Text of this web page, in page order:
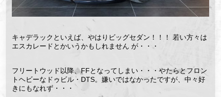
キャデラックといえば、やはりビッグセダン！！！ 若い方々は
エスカレードとかいうかもしれません が・・・
フリートウッド以降、FFとなってしまい・・・やたらとフロン
トヘビーなドゥビル・DTS。嫌いではなかったですが、中々好
きにもなれず・・・